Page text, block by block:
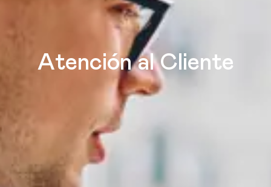
Atención al Cliente